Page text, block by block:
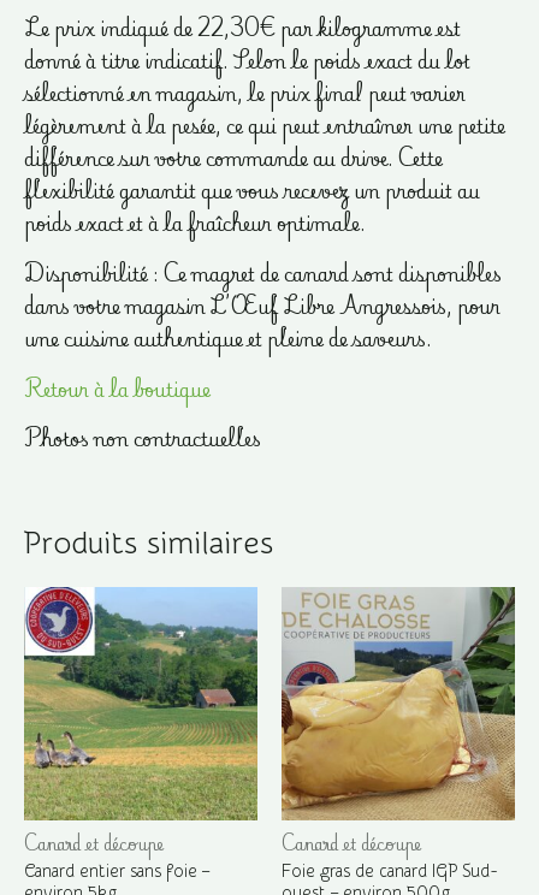
Le prix indiqué de 22,30€ par kilogramme est
donné à titre indicatif. Selon le poids exact du lot
sélectionné en magasin, le prix final peut varier
légèrement à la pesée, ce qui peut entraîner une petite
différence sur votre commande au drive. Cette
flexibilité garantit que vous recevez un produit au
poids exact et à la fraîcheur optimale.
Disponibilité : Ce magret de canard sont disponibles
dans votre magasin L’Œuf Libre Angressois, pour
une cuisine authentique et pleine de saveurs.
Retour à la boutique
Photos non contractuelles
Produits similaires
Canard et découpe
Canard entier sans foie –
Canard et découpe
Foie gras de canard IGP Sud-